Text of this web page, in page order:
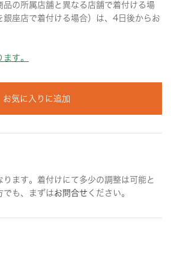
の所属店舗と異なる店舗で着付ける場
銀座店で着付ける場合）は、4日後からお
す。
お気に入りに追加
ます。着付けにて多少の調整は可能と
でも、まずはお問合せ ください。